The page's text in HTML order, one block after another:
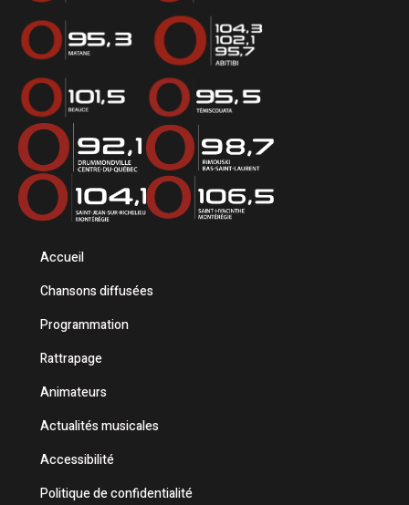
Accueil
Chansons diffusées
Programmation
Rattrapage
Animateurs
Actualités musicales
Accessibilité
Politique de confidentialité